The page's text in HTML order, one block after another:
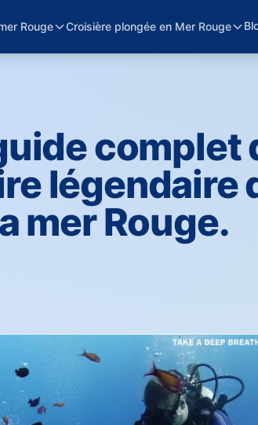
Rouge Croisière plongée en Mer Rouge
complet
légendaire
mer Rouge.